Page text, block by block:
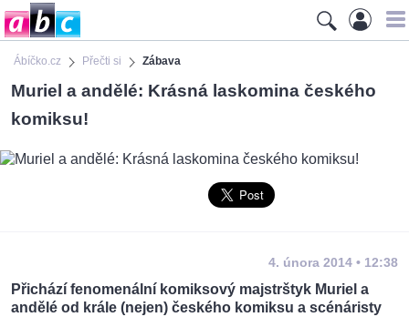
Ábíčko.cz Přečti si Zábava
Muriel a andělé: Krásná laskomina českého
komiksu!
4. února 2014 • 12:38
Přichází fenomenální komiksový majstrštyk Muriel a
andělé od krále (nejen) českého komiksu a scénáristy